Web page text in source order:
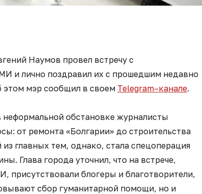
Наумов провел встречу с
и лично поздравил их с прошедшим недавно
этом мэр сообщил в своем Telegram–канале.
обстановке журналисты
от ремонта «Болгарии» до строительства
главных тем, однако, стала спецоперация
Глава города уточнил, что на встрече,
присутствовали блогеры и благотворители,
сбор гуманитарной помощи, но и